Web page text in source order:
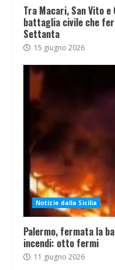
Tra Macari, San Vito
battaglia civile che
Settanta
15 giugno 2026
Notizie dalla Sicilia
Palermo, fermata la
incendi: otto fermi
11 giugno 2026